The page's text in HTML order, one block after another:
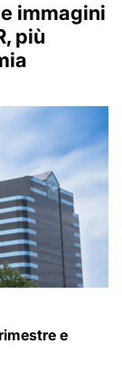
immagini
più
e